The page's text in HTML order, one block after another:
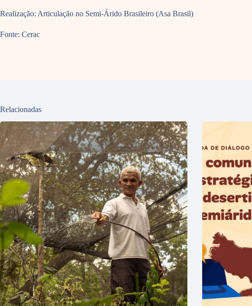
Realização: Articulação no Semi-Árido Brasileiro (Asa Brasil)
Fonte: Cerac
Relacionadas